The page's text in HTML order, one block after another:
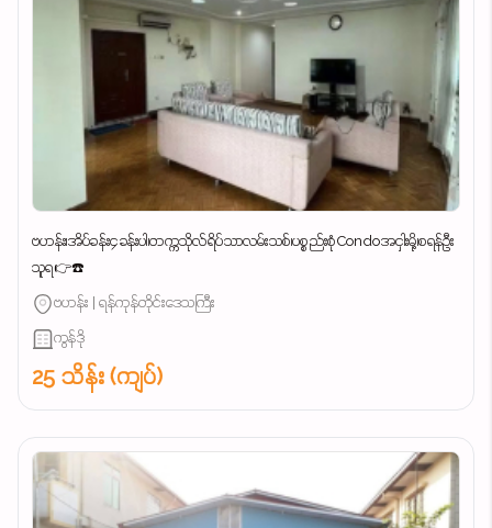
ဗဟန်း၊အိပ်ခန်း၄ခန်းပါ၊တက္ကသိုလ်ရိပ်သာလမ်းသစ်၊ပစ္စည်းစုံCondoအငှါးမို့၊စရန်ဦး
သူရ👉☎️
ဗဟန်း | ရန်ကုန်တိုင်းဒေသကြီး
ကွန်ဒို
25 သိန်း (ကျပ်)